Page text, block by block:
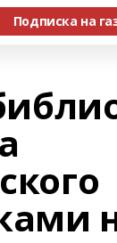
Подписка на